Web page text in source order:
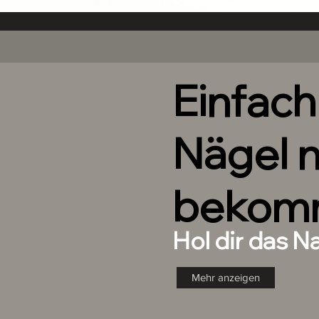
1 XOXO JOE Nagelkleber
Naturnagel.
1 XOXO JOE Feile um
und an deinen Naturnagel
1 XOXO JOE
Naturnägel.
1 Anleitung
Joe
Nägel
Hol dir das
Mehr anzeigen